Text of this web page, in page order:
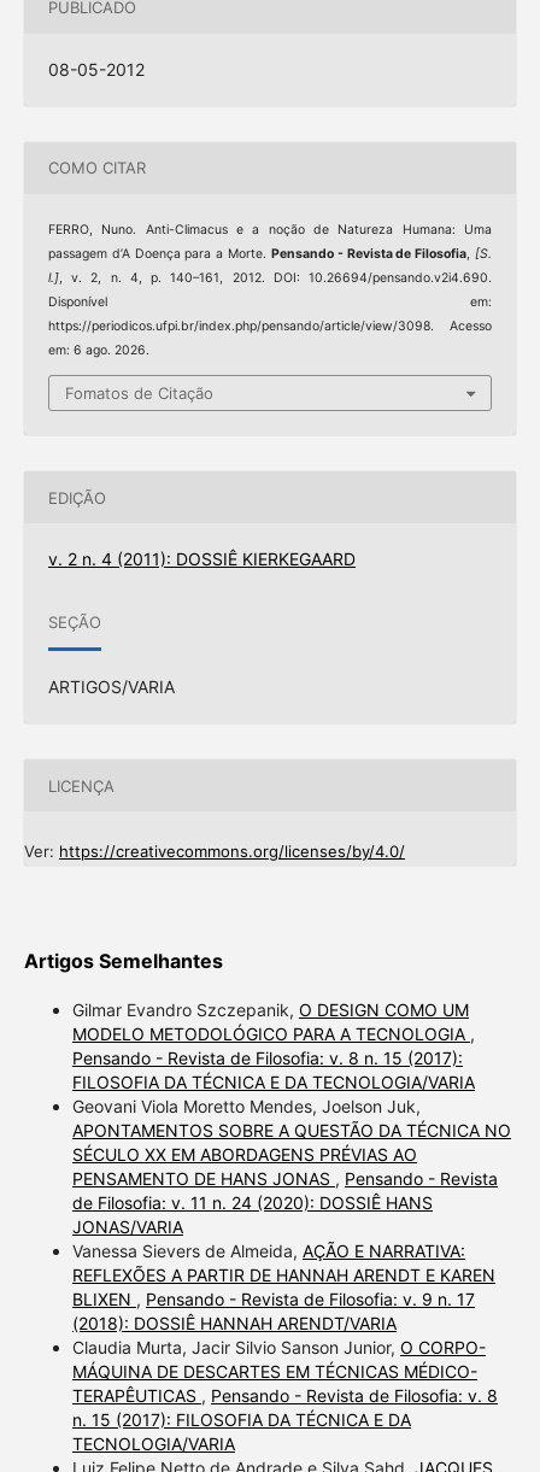
PUBLICADO
08-05-2012
COMO CITAR
FERRO, Nuno. Anti-Climacus e a noção de Natureza Humana: Uma
passagem d’A Doença para a Morte. Pensando - Revista de Filosofia,[S.
l.], v. 2, n. 4, p. 140–161, 2012. DOI: 10.26694/pensando.v2i4.690.
Disponível em:
https://periodicos.ufpi.br/index.php/pensando/article/view/3098. Acesso
em: 6 ago. 2026.
Fomatos de Citação
EDIÇÃO
v. 2 n. 4 (2011): DOSSIÊ KIERKEGAARD
SEÇÃO
ARTIGOS/VARIA
LICENÇA
Ver: https://creativecommons.org/licenses/by/4.0/
Artigos Semelhantes
Gilmar Evandro Szczepanik, O DESIGN COMO UM
MODELO METODOLÓGICO PARA A TECNOLOGIA ,
Pensando - Revista de Filosofia: v. 8 n. 15 (2017):
FILOSOFIA DA TÉCNICA E DA TECNOLOGIA/VARIA
Geovani Viola Moretto Mendes, Joelson Juk,
APONTAMENTOS SOBRE A QUESTÃO DA TÉCNICA NO
SÉCULO XX EM ABORDAGENS PRÉVIAS AO
PENSAMENTO DE HANS JONAS , Pensando - Revista
de Filosofia: v. 11 n. 24 (2020): DOSSIÊ HANS
JONAS/VARIA
Vanessa Sievers de Almeida, AÇÃO E NARRATIVA:
REFLEXÕES A PARTIR DE HANNAH ARENDT E KAREN
BLIXEN , Pensando - Revista de Filosofia: v. 9 n. 17
(2018): DOSSIÊ HANNAH ARENDT/VARIA
Claudia Murta, Jacir Silvio Sanson Junior, O CORPO-
MÁQUINA DE DESCARTES EM TÉCNICAS MÉDICO-
TERAPÊUTICAS , Pensando - Revista de Filosofia: v. 8
n. 15 (2017): FILOSOFIA DA TÉCNICA E DA
TECNOLOGIA/VARIA
Luiz Felipe Netto de Andrade e Silva Sahd, JACQUES